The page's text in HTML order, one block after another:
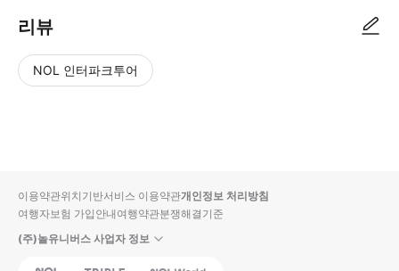
리뷰
NOL 인터파크투어
입니
다.
순
상
이용약관위치기반서비스 이용약관개인정보 처리방침
여행자보험 가입안내여행약관분쟁해결기준
(주)놀유니버스 사업자 정보